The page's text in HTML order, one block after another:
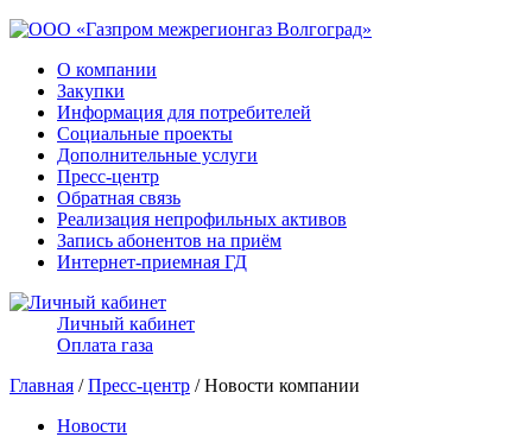
О компании
Закупки
Информация для потребителей
Социальные проекты
Дополнительные услуги
Пресс-центр
Обратная связь
Реализация непрофильных активов
Запись абонентов на приём
Интернет-приемная ГД
Личный кабинет
Оплата газа
Главная /Пресс-центр / Новости компании
Новости